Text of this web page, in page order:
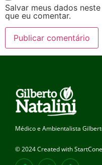
Salvar meus dados
que eu comentar.
Médico e Ambientalista
© 2024 Created with